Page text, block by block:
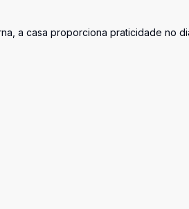
a casa proporciona praticidade no